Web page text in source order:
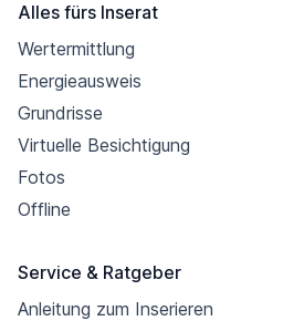
Alles fürs Inserat
Wertermittlung
Energieausweis
Grundrisse
Virtuelle Besichtigung
Fotos
Offline
Service & Ratgeber
Anleitung zum Inserieren